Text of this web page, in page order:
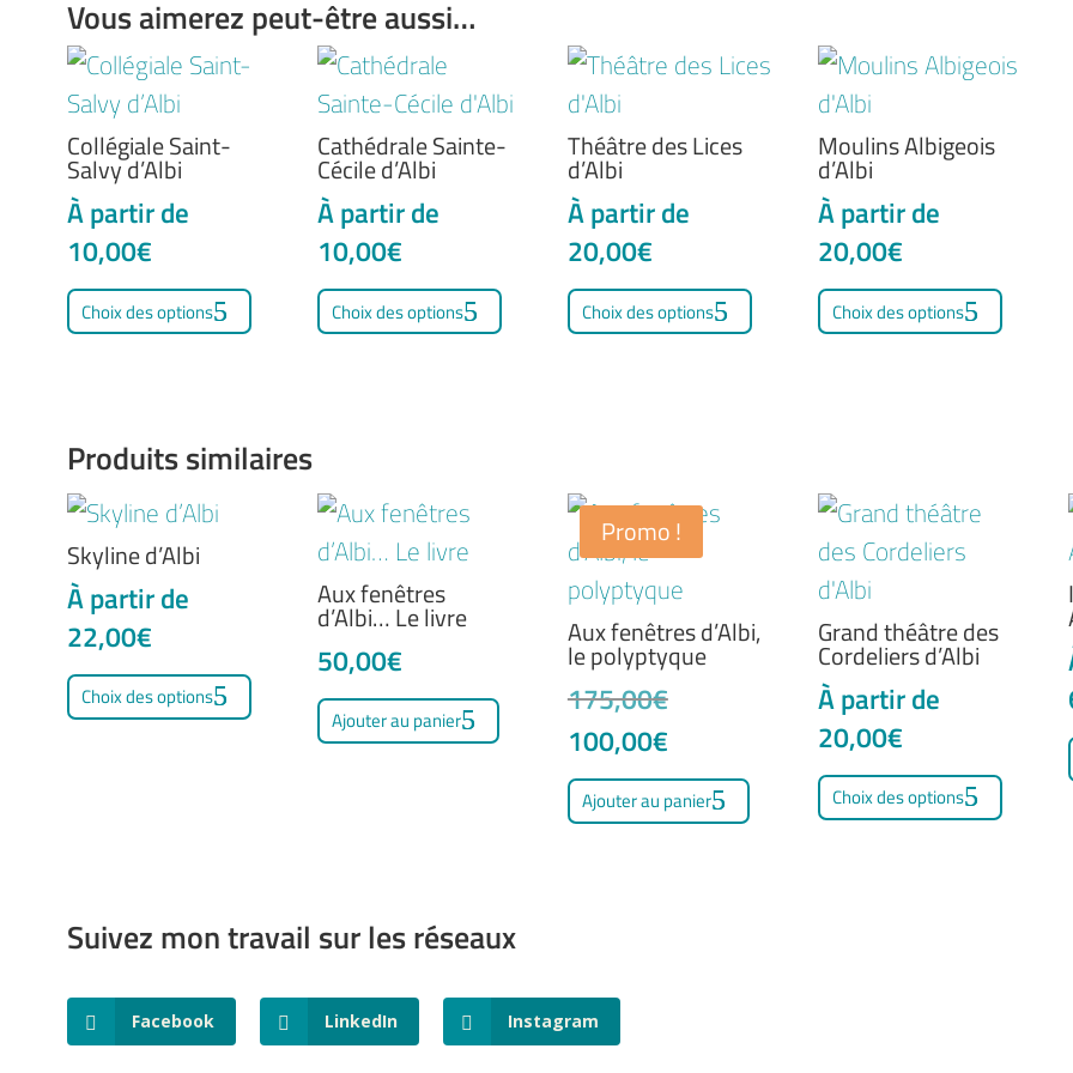
Vous aimerez peut-être aussi…
Collégiale Saint-
Salvy d’Albi
À partir de
10,00€
Choix des options
Ce
produit
variations.
Les
options
peuvent
choisies
sur
la
Cathédrale Sainte-
Cécile d’Albi
À partir de
10,00€
Choix des options
Ce
produit
options
peuvent
choisies
produit
Théâtre des Lices
d’Albi
À partir de
20,00€
Choix des options
Ce
produit
options
peuvent
choisies
produit
Moulins Albigeois
d’Albi
À partir de
20,00€
Choix des options
Ce
produit
du
produit
Produits similaires
Skyline d’Albi
À partir de
22,00€
Choix des options
Ce
produit
peuvent
choisies
sur
Aux fenêtres
d’Albi… Le livre
50,00€
Ajouter au panier
Promo !
Aux fenêtres d’Albi,
le polyptyque
175,00€Le
prix
initial
était :
100,00€Le
prix
actuel
Ajouter au panier
Grand théâtre des
Cordeliers d’Albi
À partir de
20,00€
Choix des options
Ce
produit
Suivez mon travail sur les réseaux
Facebook LinkedIn Instagram